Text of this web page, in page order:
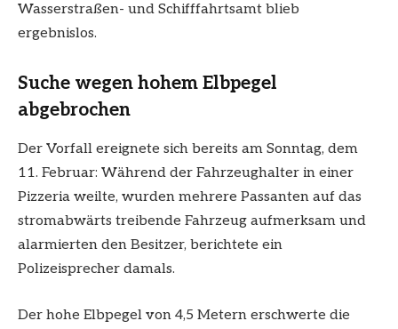
Wasserstraßen- und Schifffahrtsamt blieb
ergebnislos.
Suche wegen hohem Elbpegel
abgebrochen
Der Vorfall ereignete sich bereits am Sonntag, dem
11. Februar: Während der Fahrzeughalter in einer
Pizzeria weilte, wurden mehrere Passanten auf das
stromabwärts treibende Fahrzeug aufmerksam und
alarmierten den Besitzer, berichtete ein
Polizeisprecher damals.
Der hohe Elbpegel von 4,5 Metern erschwerte die